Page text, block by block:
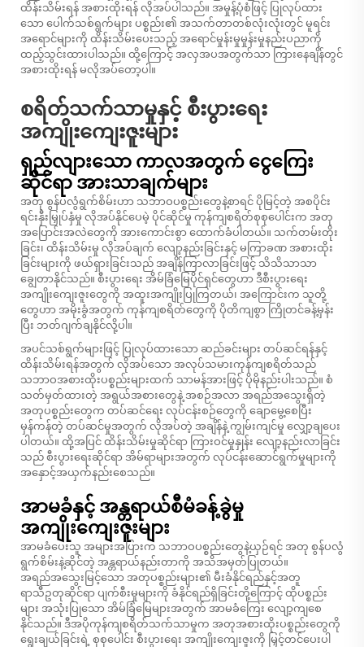
ထိန်းသိမ်းရန် အစားထိုးရန် လိုအပ်ပါသည်။ အမှုန့်ပုံစံဖြင့် ပြုလုပ်ထား
သော ပေါက်သစ်ရွက်များ ပစ္စည်း၏ အသက်တာတစ်လုံးလုံးတွင် မူရင်း
အရောင်များကို ထိန်းသိမ်းပေးသည့် အရောင်မှုန်းမှုမှုန်းမှုနည်းပညာကို
ထည့်သွင်းထားပါသည်။ ထို့ကြောင့် အလှအပအတွက်သာ ကြားနေချိန်တွင်
အစားထိုးရန် မလိုအပ်တော့ပါ။
စရိတ်သက်သာမှုနှင့် စီးပွားရေး
အကျိုးကျေးဇူးများ
ရှည်လျားသော ကာလအတွက် ငွေကြေး
ဆိုင်ရာ အားသာချက်များ
အတု စွန်ပလွံရွက်စိမ်းဟာ သဘာဝပစ္စည်းတွေနဲ့စာရင် ပိုမြင့်တဲ့ အစပိုင်း
ရင်းနှီးမြှုပ်နှံမှု လိုအပ်နိုင်ပေမဲ့ ပိုင်ဆိုင်မှု ကုန်ကျစရိတ်စုစုပေါင်းက အတု
အပြောင်းအလဲတွေကို အားကောင်းစွာ ထောက်ခံပါတယ်။ သက်တမ်းတိုး
ခြင်း၊ ထိန်းသိမ်းမှု လိုအပ်ချက် လျော့နည်းခြင်းနှင့် မကြာခဏ အစားထိုး
ခြင်းများကို ဖယ်ရှားခြင်းသည် အချိန်ကြာလာခြင်းဖြင့် သိသိသာသာ
ချွေတာနိုင်သည်။ စီးပွားရေး အိမ်ခြံမြေပိုင်ရှင်တွေဟာ ဒီစီးပွားရေး
အကျိုးကျေးဇူးတွေကို အထူးအကျိုးပြုကြတယ်၊ အကြောင်းက သူတို့
တွေဟာ အမိုးခွံအတွက် ကုန်ကျစရိတ်တွေကို ပိုတိကျစွာ ကြိုတင်ခန့်မှန်း
ပြီး ဘတ်ဂျက်ချနိုင်လို့ပါ။
အပင်သစ်ရွက်များဖြင့် ပြုလုပ်ထားသော ဆည်ခင်းများ တပ်ဆင်ရန်နှင့်
ထိန်းသိမ်းရန်အတွက် လိုအပ်သော အလုပ်သမားကုန်ကျစရိတ်သည်
သဘာဝအစားထိုးပစ္စည်းများထက် သာမန်အားဖြင့် ပိုမိုနည်းပါးသည်။ စံ
သတ်မှတ်ထားတဲ့ အရွယ်အစားတွေနဲ့ အစဉ်အလာ အရည်အသွေးရှိတဲ့
အတုပစ္စည်းတွေက တပ်ဆင်ရေး လုပ်ငန်းစဉ်တွေကို ချောမွေ့စေပြီး
မှန်ကန်တဲ့ တပ်ဆင်မှုအတွက် လိုအပ်တဲ့ အချိန်နဲ့ ကျွမ်းကျင်မှု လျှော့ချပေး
ပါတယ်။ ထို့အပြင် ထိန်းသိမ်းမှုဆိုင်ရာ ကြားဝင်မှုနှုန်း လျော့နည်းလာခြင်း
သည် စီးပွားရေးဆိုင်ရာ အိမ်ရာများအတွက် လုပ်ငန်းဆောင်ရွက်မှုများကို
အနှောင့်အယှက်နည်းစေသည်။
အာမခံနှင့် အန္တရာယ်စီမံခန့်ခွဲမှု
အကျိုးကျေးဇူးများ
အာမခံပေးသူ အများအပြားက သဘာဝပစ္စည်းတွေနဲ့ယှဉ်ရင် အတု စွန်ပလွံ
ရွက်စိမ်းနဲ့ဆိုင်တဲ့ အန္တရာယ်နည်းတာကို အသိအမှတ်ပြုတယ်။
အရည်အသွေးမြင့်သော အတုပစ္စည်းများ၏ မီးခံနိုင်ရည်နှင့်အတူ
ရာသီဥတုဆိုင်ရာ ပျက်စီးမှုများကို ခံနိုင်ရည်ရှိခြင်းတို့ကြောင့် ထိုပစ္စည်း
များ အသုံးပြုသော အိမ်ခြံမြေများအတွက် အာမခံကြေး လျော့ကျစေ
နိုင်သည်။ ဒီအပိုကုန်ကျစရိတ်သက်သာမှုက အတုအစားထိုးပစ္စည်းတွေကို
ရွေးချယ်ခြင်းရဲ့ စုစုပေါင်း စီးပွားရေး အကျိုးကျေးဇူးကို မြှင့်တင်ပေးပါ